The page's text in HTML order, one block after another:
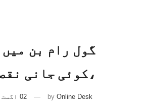
گول رام بن
،کوئی جانی
by Online Desk 02 اگست 2022